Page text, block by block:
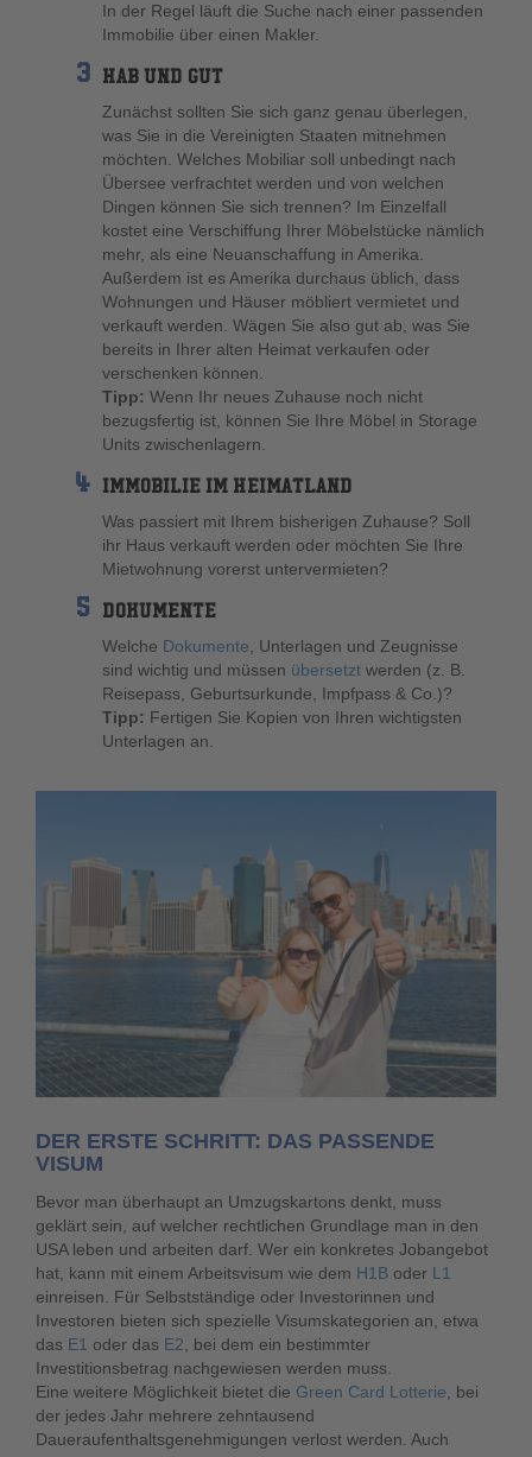
In der Regel läuft die Suche nach einer passenden
Immobilie über einen Makler.
HAB UND GUT
Zunächst sollten Sie sich ganz genau überlegen,
was Sie in die Vereinigten Staaten mitnehmen
möchten. Welches Mobiliar soll unbedingt nach
Übersee verfrachtet werden und von welchen
Dingen können Sie sich trennen? Im Einzelfall
kostet eine Verschiffung Ihrer Möbelstücke nämlich
mehr, als eine Neuanschaffung in Amerika.
Außerdem ist es Amerika durchaus üblich, dass
Wohnungen und Häuser möbliert vermietet und
verkauft werden. Wägen Sie also gut ab, was Sie
bereits in Ihrer alten Heimat verkaufen oder
verschenken können.
Tipp: Wenn Ihr neues Zuhause noch nicht
bezugsfertig ist, können Sie Ihre Möbel in Storage
Units zwischenlagern.
IMMOBILIE IM HEIMATLAND
Was passiert mit Ihrem bisherigen Zuhause? Soll
ihr Haus verkauft werden oder möchten Sie Ihre
Mietwohnung vorerst untervermieten?
DOKUMENTE
Welche Dokumente , Unterlagen und Zeugnisse
sind wichtig und müssen übersetzt werden (z. B.
Reisepass, Geburtsurkunde, Impfpass & Co.)?
Tipp: Fertigen Sie Kopien von Ihren wichtigsten
Unterlagen an.
DER ERSTE SCHRITT: DAS PASSENDE
VISUM
Bevor man überhaupt an Umzugskartons denkt, muss
geklärt sein, auf welcher rechtlichen Grundlage man in den
USA leben und arbeiten darf. Wer ein konkretes Jobangebot
hat, kann mit einem Arbeitsvisum wie dem H1B oder L1
einreisen. Für Selbstständige oder Investorinnen und
Investoren bieten sich spezielle Visumskategorien an, etwa
das E1 oder das E2 , bei dem ein bestimmter
Investitionsbetrag nachgewiesen werden muss.
Eine weitere Möglichkeit bietet die Green Card Lotterie , bei
der jedes Jahr mehrere zehntausend
Daueraufenthaltsgenehmigungen verlost werden. Auch